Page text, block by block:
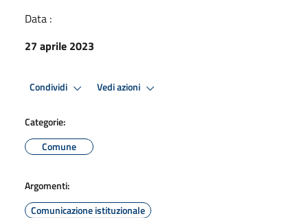
Data :
27 aprile 2023
Condividi Vedi azioni
Categorie:
Comune
Argomenti:
Comunicazione istituzionale